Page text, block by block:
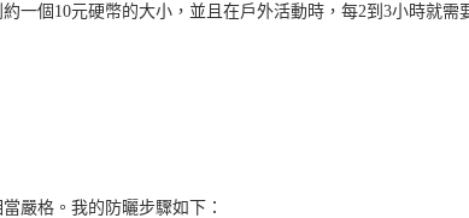
一個10元硬幣的大小，並且在戶外活動時，每2到3小時就需
嚴格。我的防曬步驟如下：